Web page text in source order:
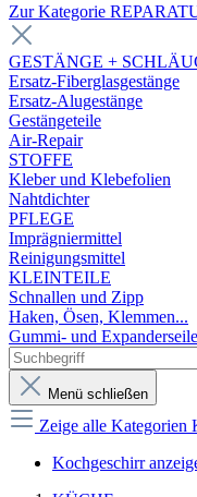
Zur Kategorie
GESTÄNGE +
Ersatz-Fiberglasgestänge
Ersatz-Alugestänge
Gestängeteile
Air-Repair
STOFFE
Kleber und Klebefolien
Nahtdichter
PFLEGE
Imprägniermittel
Reinigungsmittel
KLEINTEILE
Schnallen und Zipp
Haken, Ösen, Klemmen...
Gummi- und Expanderseile
Menü schließen
Zeige alle Kategorien
Kochgeschirr